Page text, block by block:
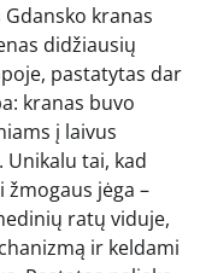
kranas
didžiausių
pastatytas dar
kranas buvo
į laivus
tai, kad
jėga –
ratų viduje,
ir keldami